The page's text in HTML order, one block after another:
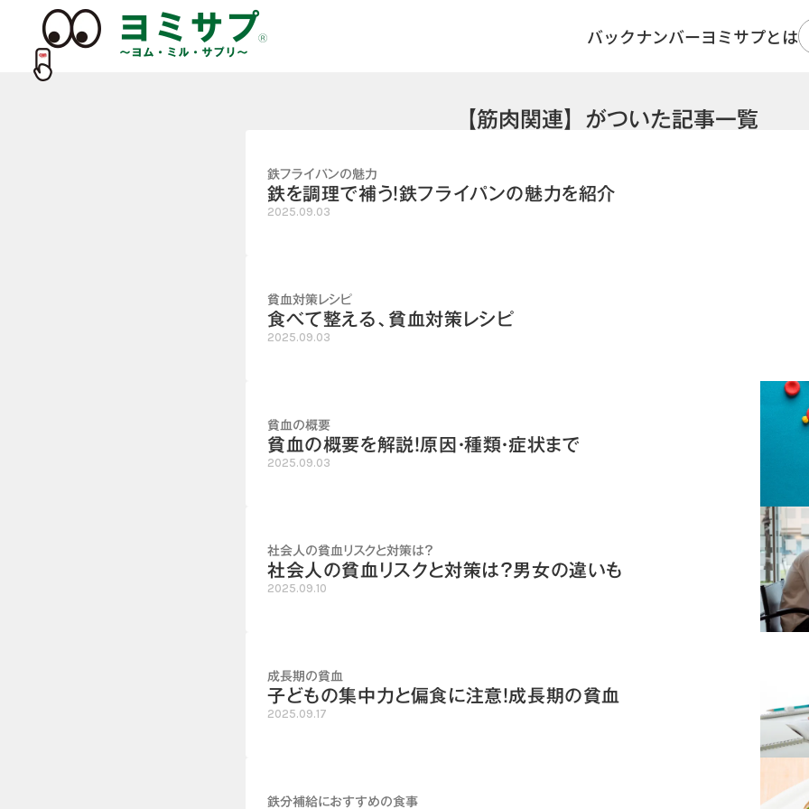
バックナンバーヨミサプとは
【筋肉関連】がついた記事一覧
鉄フライパンの魅力
鉄を調理で補う！鉄フライパンの魅力を紹介
2025.09.03
貧血対策レシピ
食べて整える、貧血対策レシピ
2025.09.03
貧血の概要
貧血の概要を解説！原因・種類・症状まで
2025.09.03
社会人の貧血リスクと対策は？
社会人の貧血リスクと対策は？男女の違いも
2025.09.10
成長期の貧血
子どもの集中力と偏食に注意！成長期の貧血
2025.09.17
鉄分補給におすすめの食事